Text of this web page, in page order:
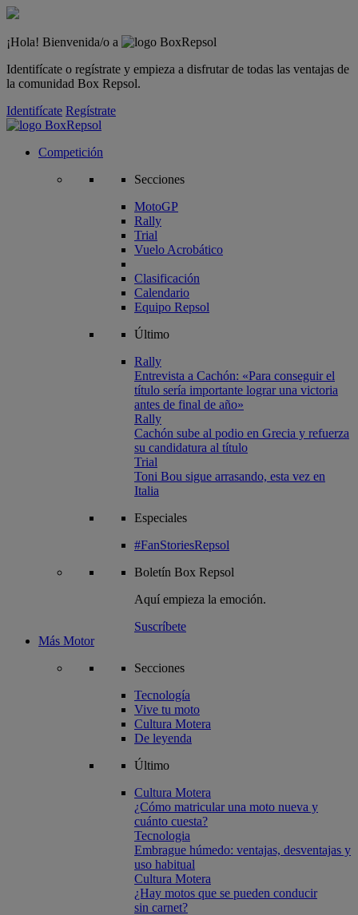
¡Hola! Bienvenida/o a
Identifícate o regístrate y empieza a disfrutar de todas las ventajas de
la comunidad Box Repsol.
Identifícate Regístrate
Competición
Secciones
MotoGP
Rally
Trial
Vuelo Acrobático
Clasificación
Calendario
Equipo Repsol
Último
Rally
Entrevista a Cachón: «Para conseguir el
título sería importante lograr una victoria
antes de final de año»
Rally
Cachón sube al podio en Grecia y refuerza
su candidatura al título
Trial
Toni Bou sigue arrasando, esta vez en
Italia
Especiales
#FanStoriesRepsol
Boletín Box Repsol
Aquí empieza la emoción.
Suscríbete
Más Motor
Secciones
Tecnología
Vive tu moto
Cultura Motera
De leyenda
Último
Cultura Motera
¿Cómo matricular una moto nueva y
cuánto cuesta?
Tecnologia
Embrague húmedo: ventajas, desventajas y
uso habitual
Cultura Motera
¿Hay motos que se pueden conducir
sin carnet?